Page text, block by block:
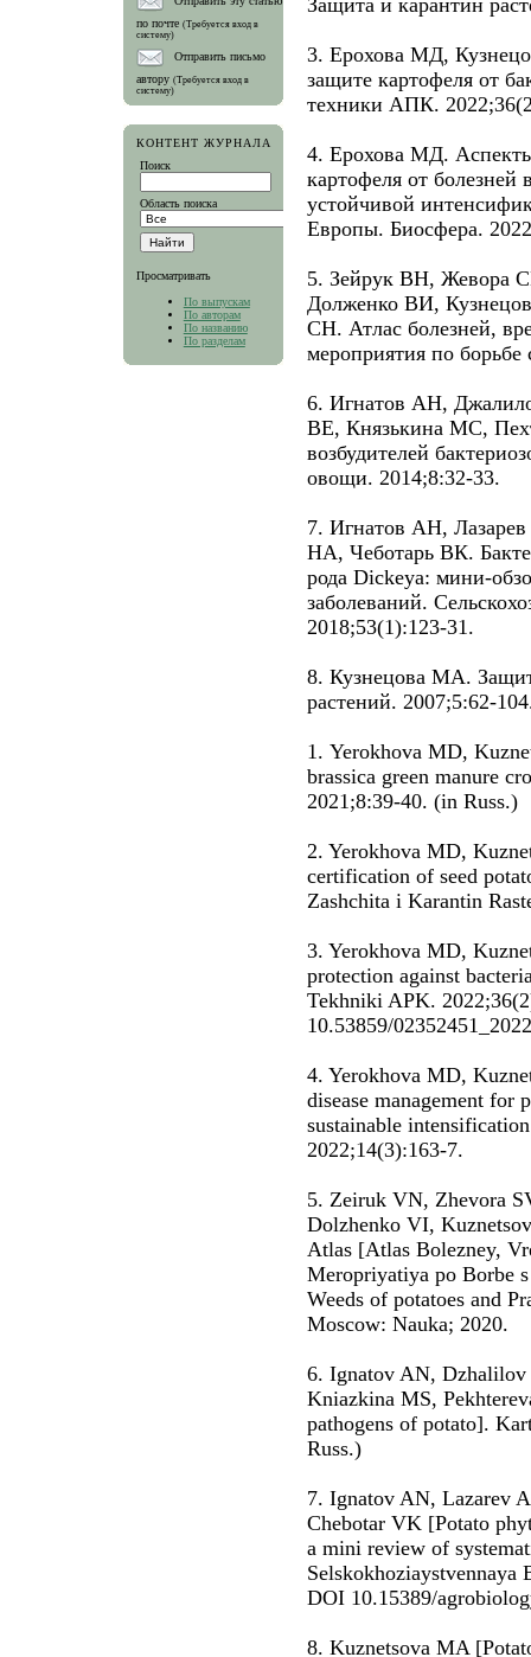
по почте (Требуется вход в
систему)
Отправить письмо
автору (Требуется вход в
систему)
КОНТЕНТ ЖУРНАЛА
Поиск
Область поиска
Просматривать
По выпускам
По авторам
По названию
По разделам
Защита и карантин
3. Ерохова МД,
защите картофеля от
техники АПК.
4. Ерохова МД.
картофеля от болезней
устойчивой
Европы. Биосфера.
5. Зейрук ВН, Жевора
Долженко ВИ,
СН. Атлас болезней,
мероприятия по
6. Игнатов АН,
ВЕ, Князькина МС,
возбудителей
овощи. 2014;8:32-33.
7. Игнатов АН,
НА, Чеботарь ВК.
рода Dickeya: мини-
заболеваний.
2018;53(1):123-31.
8. Кузнецова МА.
растений. 2007;5:62-
1. Yerokhova MD,
brassica green manure
2021;8:39-40. (in Russ.)
2. Yerokhova MD,
certification of seed
Zashchita i Karantin
3. Yerokhova MD,
protection against
Tekhniki APK.
10.53859/
4. Yerokhova MD,
disease management for
sustainable
2022;14(3):163-7.
5. Zeiruk VN, Zhevora
Dolzhenko VI,
Atlas [Atlas Bolezney,
Meropriyatiya po Borbe
Weeds of potatoes and
Moscow: Nauka; 2020.
6. Ignatov AN,
Kniazkina MS,
pathogens of potato].
Russ.)
7. Ignatov AN, Lazarev
Chebotar VK [Potato
a mini review of
DOI 10.15389/
8. Kuznetsova MA